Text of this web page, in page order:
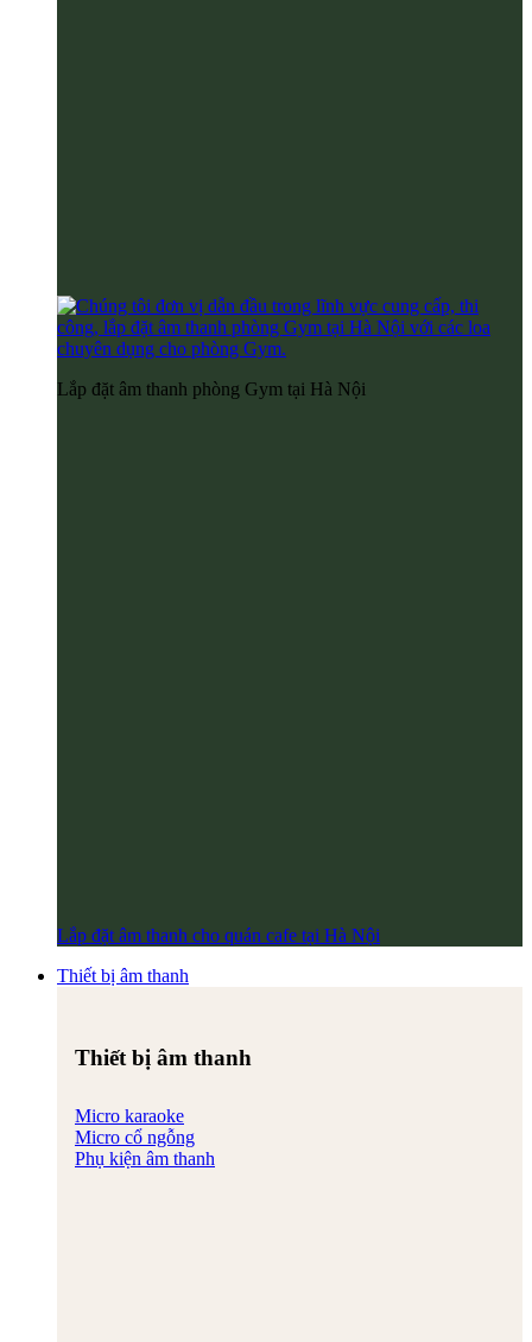
Lắp đặt âm thanh phòng Gym tại Hà Nội
Lắp đặt âm thanh cho quán cafe tại Hà Nội
Thiết bị âm thanh
Thiết bị âm thanh
Micro karaoke
Micro cổ ngỗng
Phụ kiện âm thanh